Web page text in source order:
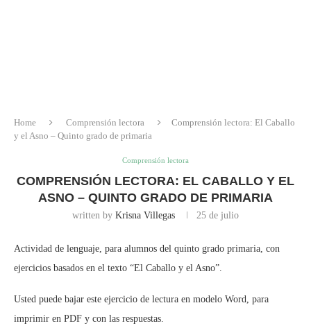
Home Comprensión lectora
Comprensión lectora: El Caballo
y el Asno – Quinto grado de primaria
Comprensión lectora
COMPRENSIÓN LECTORA: EL CABALLO Y EL
ASNO – QUINTO GRADO DE PRIMARIA
written by Krisna Villegas 25 de julio
Actividad de lenguaje, para alumnos del quinto grado primaria, con
ejercicios basados en el texto “El Caballo y el Asno”.
Usted puede bajar este ejercicio de lectura en modelo Word, para
imprimir en PDF y con las respuestas.